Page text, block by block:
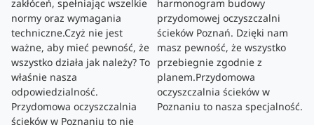
zakłóceń, spełniając wszelkie
normy oraz wymagania
techniczne.Czyż nie jest
ważne, aby mieć pewność, że
wszystko działa jak należy? To
właśnie nasza
odpowiedzialność.
Przydomowa oczyszczalnia
ścieków w Poznaniu to nie
harmonogram budowy
przydomowej oczyszczalni
ścieków Poznań. Dzięki nam
masz pewność, że wszystko
przebiegnie zgodnie z
planem.Przydomowa
oczyszczalnia ścieków w
Poznaniu to nasza specjalność.